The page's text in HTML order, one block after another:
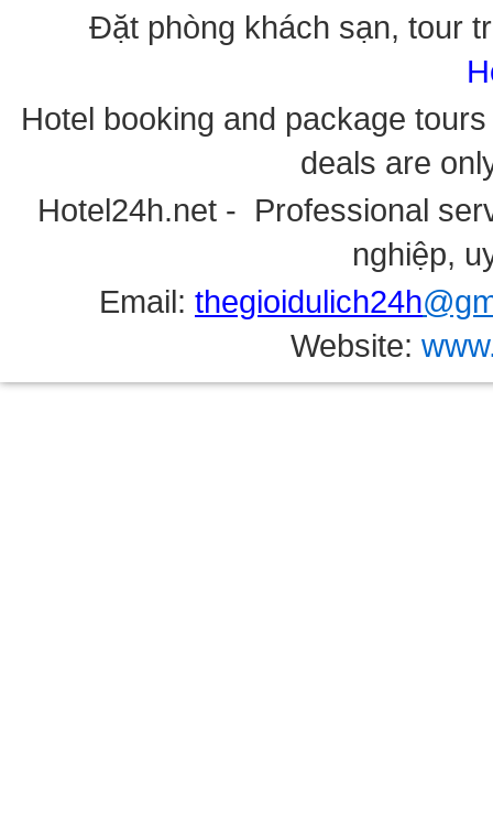
Đặt phòng khách sạn, tour
Hotel booking and package
deals are
Hotel24h.net - Professional
nghiệp,
Email: thegioidulich24h
Website: